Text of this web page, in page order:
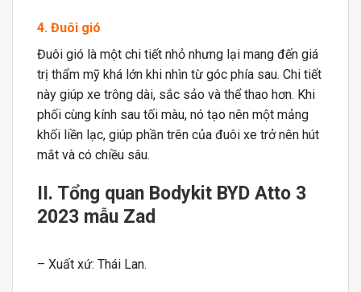
4. Đuôi gió
Đuôi gió là một chi tiết nhỏ nhưng lại mang đến giá
trị thẩm mỹ khá lớn khi nhìn từ góc phía sau. Chi tiết
này giúp xe trông dài, sắc sảo và thể thao hơn. Khi
phối cùng kính sau tối màu, nó tạo nên một mảng
khối liền lạc, giúp phần trên của đuôi xe trở nên hút
mắt và có chiều sâu.
II. Tổng quan Bodykit BYD Atto 3
2023 mẫu Zad
– Xuất xứ: Thái Lan.